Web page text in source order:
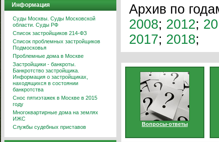
Информация
Суды Москвы. Суды Московской
области. Суды РФ
Список застройщиков 214-ФЗ
Список проблемных застройщиков
Подмосковья
Проблемные дома в Москве
Застройщики - банкроты.
Банкротство застройщика.
Информация о застройщиках,
находящихся в состоянии
банкротства
Снос пятиэтажек в Москве в 2015
году
Многоквартирные дома на землях
ИЖС
Службы судебных приставов
Архив по
2008; 2012;
2017; 2018;
Вопросы-ответы